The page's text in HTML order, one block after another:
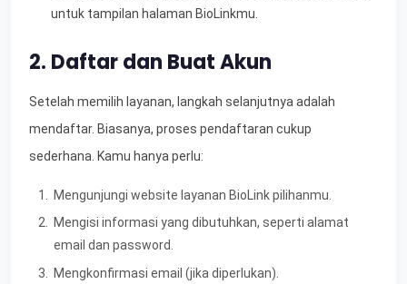
untuk tampilan halaman BioLinkmu.
2. Daftar dan Buat Akun
Setelah memilih layanan, langkah selanjutnya adalah
mendaftar. Biasanya, proses pendaftaran cukup
sederhana. Kamu hanya perlu:
Mengunjungi website layanan BioLink pilihanmu.
Mengisi informasi yang dibutuhkan, seperti alamat
email dan password.
Mengkonfirmasi email (jika diperlukan).